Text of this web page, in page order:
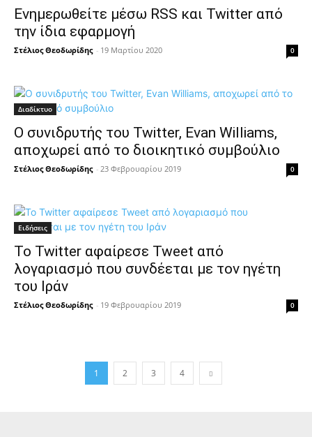
Ενημερωθείτε μέσω RSS και Twitter από
την ίδια εφαρμογή
Στέλιος Θεοδωρίδης - 19 Μαρτίου 2020 0
Διαδίκτυο
Ο συνιδρυτής του Twitter, Evan Williams,
αποχωρεί από το διοικητικό συμβούλιο
Στέλιος Θεοδωρίδης - 23 Φεβρουαρίου 2019 0
Ειδήσεις
Το Twitter αφαίρεσε Tweet από
λογαριασμό που συνδέεται με τον ηγέτη
του Ιράν
Στέλιος Θεοδωρίδης - 19 Φεβρουαρίου 2019 0
1 2 3 4